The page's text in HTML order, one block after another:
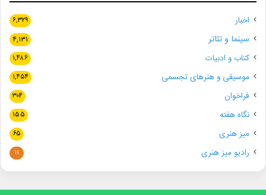
اخبار ۶,۳۲۹
سینما و تئاتر ۴,۱۳۱
کتاب و ادبیات ۱,۴۸۶
موسیقی و هنرهای تجسمی ۱,۴۵۴
فراخوان ۳۰۴
نگاه هفته ۱۵۵
میز هنری ۶۵
رادیو میز هنری ۱۱